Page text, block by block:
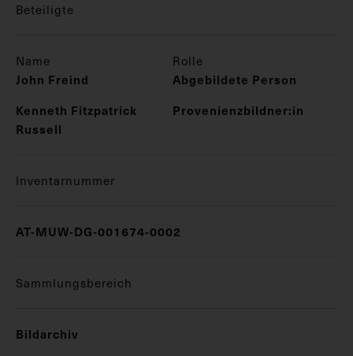
Beteiligte
Name Rolle
John Freind
Abgebildete Person
Kenneth Fitzpatrick
Russell
Provenienzbildner:in
Inventarnummer
AT-MUW-DG-001674-0002
Sammlungsbereich
Bildarchiv